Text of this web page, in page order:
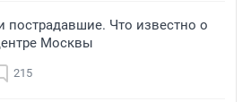
пострадавшие. Что известно о
Москвы
215